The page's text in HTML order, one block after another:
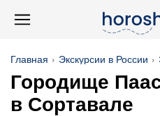
Главная Экскурсии в России
Городище
в Сортавале